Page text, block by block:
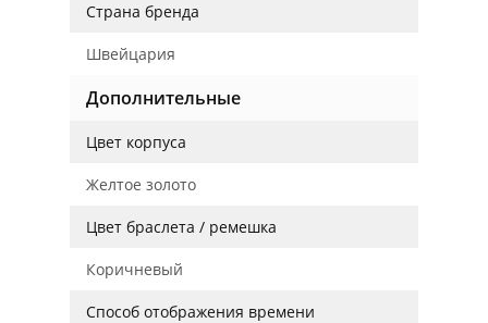
Страна бренда
Швейцария
Дополнительные
Цвет корпуса
Желтое золото
Цвет браслета / ремешка
Коричневый
Способ отображения времени